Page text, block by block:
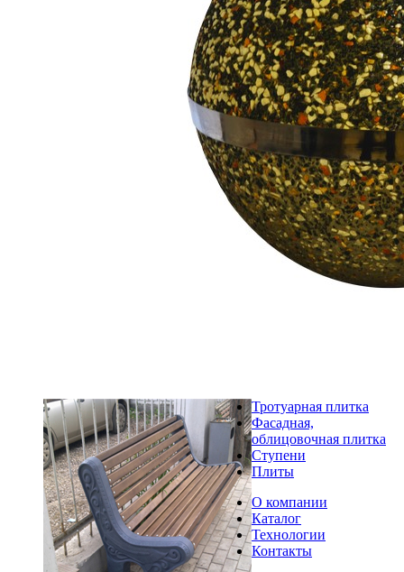
Тротуарная плитка
Фасадная,
облицовочная плитка
Ступени
Плиты
О компании
Каталог
Технологии
Контакты